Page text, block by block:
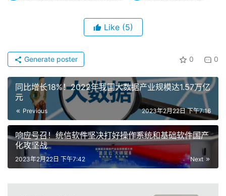
Like (5)
0 0
Generate poster
同比增长18%！2022年我国大数据产业规模达1.57万亿
元
Previous 2023年2月22日 下午7:16
响应号召！统信软件坚决打好操作系统和基础软件国产
化攻坚战
Next
2023年2月22日 下午7:42